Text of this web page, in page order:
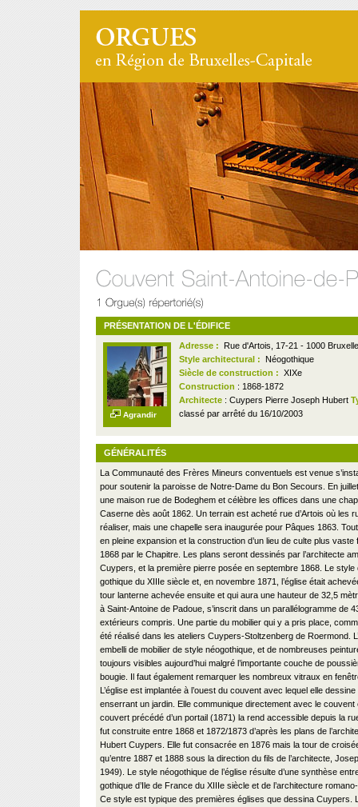
PRÉSENTATION DE L'ÉDIFICE
Agrandir
Adresse :
Rue d'Artois, 17-21 - 1000
Style architectural :
Néogothique
Siècle de construction : XIXe
Construction : 1868-1872
Architecte : Cuypers Pierre Joseph Hubert
classé par arrêté du 16/10/2003
GÉNÉRALITÉS
La Communauté des Frères Mineurs conventuels est venue
pour soutenir la paroisse de Notre-Dame du Bon Secours. En
une maison rue de Bodeghem et célèbre les offices dans une
Caserne dès août 1862. Un terrain est acheté rue d’Artois où les
réaliser, mais une chapelle sera inaugurée pour Pâques 1863.
en pleine expansion et la construction d’un lieu de culte plus vaste
1868 par le Chapitre. Les plans seront dessinés par l’architecte
Cuypers, et la première pierre posée en septembre 1868. Le style
gothique du XIIIe siècle et, en novembre 1871, l’église était
tour lanterne achevée ensuite et qui aura une hauteur de 32,5
à Saint-Antoine de Padoue, s’inscrit dans un parallélogramme de
extérieurs compris. Une partie du mobilier qui y a pris place,
été réalisé dans les ateliers Cuypers-Stoltzenberg de Roermond.
embelli de mobilier de style néogothique, et de nombreuses
toujours visibles aujourd’hui malgré l’importante couche de
bougie. Il faut également remarquer les nombreux vitraux en
L’église est implantée à l’ouest du couvent avec lequel elle
enserrant un jardin. Elle communique directement avec le couvent
couvert précédé d’un portail (1871) la rend accessible depuis la rue
fut construite entre 1868 et 1872/1873 d’après les plans de
Hubert Cuypers. Elle fut consacrée en 1876 mais la tour de
qu’entre 1887 et 1888 sous la direction du fils de l’architecte,
1949). Le style néogothique de l’église résulte d’une synthèse
gothique d’Ile de France du XIIIe siècle et de l’architecture
Ce style est typique des premières églises que dessina Cuypers.